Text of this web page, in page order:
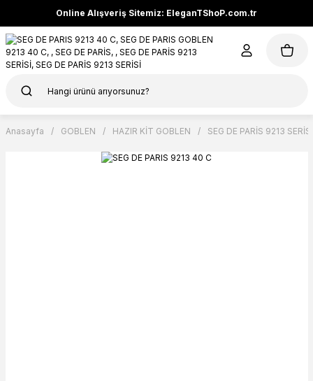
Online Alışveriş Sitemiz: EleganTShoP.com.tr
Anasayfa GOBLEN HAZIR KİT GOBLEN SEG DE PARİS 9213 SERİSİ